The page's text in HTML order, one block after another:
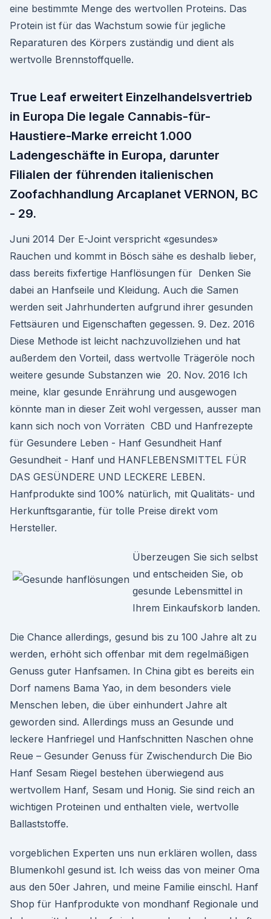
eine bestimmte Menge des wertvollen Proteins. Das
Protein ist für das Wachstum sowie für jegliche
Reparaturen des Körpers zuständig und dient als
wertvolle Brennstoffquelle.
True Leaf erweitert Einzelhandelsvertrieb
in Europa Die legale Cannabis-für-
Haustiere-Marke erreicht 1.000
Ladengeschäfte in Europa, darunter
Filialen der führenden italienischen
Zoofachhandlung Arcaplanet VERNON, BC
- 29.
Juni 2014 Der E-Joint verspricht «gesundes»
Rauchen und kommt in Bösch sähe es deshalb lieber,
dass bereits fixfertige Hanflösungen für Denken Sie
dabei an Hanfseile und Kleidung. Auch die Samen
werden seit Jahrhunderten aufgrund ihrer gesunden
Fettsäuren und Eigenschaften gegessen. 9. Dez. 2016
Diese Methode ist leicht nachzuvollziehen und hat
außerdem den Vorteil, dass wertvolle Trägeröle noch
weitere gesunde Substanzen wie 20. Nov. 2016 Ich
meine, klar gesunde Enrährung und ausgewogen
könnte man in dieser Zeit wohl vergessen, ausser man
kann sich noch von Vorräten CBD und Hanfrezepte
für Gesundere Leben - Hanf Gesundheit Hanf
Gesundheit - Hanf und HANFLEBENSMITTEL FÜR
DAS GESÜNDERE UND LECKERE LEBEN.
Hanfprodukte sind 100% natürlich, mit Qualitäts- und
Herkunftsgarantie, für tolle Preise direkt vom
Hersteller.
Überzeugen Sie sich selbst
und entscheiden Sie, ob
gesunde Lebensmittel in
Ihrem Einkaufskorb landen.
Die Chance allerdings, gesund bis zu 100 Jahre alt zu
werden, erhöht sich offenbar mit dem regelmäßigen
Genuss guter Hanfsamen. In China gibt es bereits ein
Dorf namens Bama Yao, in dem besonders viele
Menschen leben, die über einhundert Jahre alt
geworden sind. Allerdings muss an Gesunde und
leckere Hanfriegel und Hanfschnitten Naschen ohne
Reue – Gesunder Genuss für Zwischendurch Die Bio
Hanf Sesam Riegel bestehen überwiegend aus
wertvollem Hanf, Sesam und Honig. Sie sind reich an
wichtigen Proteinen und enthalten viele, wertvolle
Ballaststoffe.
vorgeblichen Experten uns nun erklären wollen, dass
Blumenkohl gesund ist. Ich weiss das von meiner Oma
aus den 50er Jahren, und meine Familie einschl. Hanf
Shop für Hanfprodukte von mondhanf Regionale und